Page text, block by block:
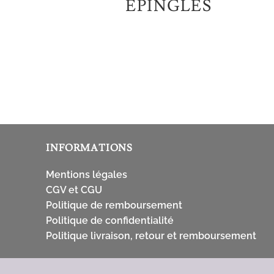
ÉPINGLES
INFORMATIONS
Mentions légales
CGV et CGU
Politique de remboursement
Politique de confidentialité
Politique livraison, retour et remboursement